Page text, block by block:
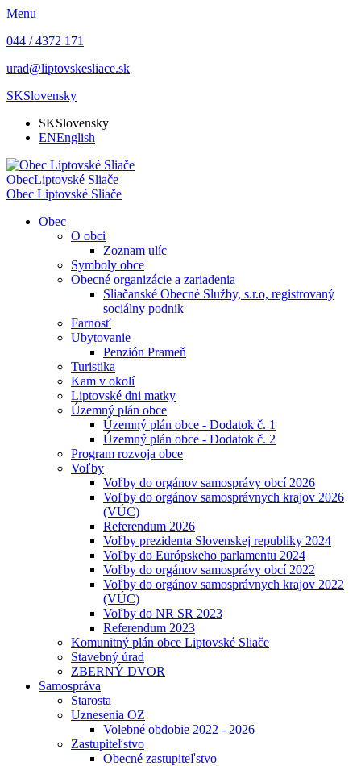
Menu
044 / 4372 171
urad@liptovskesliace.sk
SKSlovensky
SKSlovensky
ENEnglish
ObecLiptovské Sliače
Obec Liptovské Sliače
Obec
O obci
Zoznam ulíc
Symboly obce
Obecné organizácie a zariadenia
Sliačanské Obecné Služby, s.r.o, registrovaný
sociálny podnik
Farnosť
Ubytovanie
Penzión Prameň
Turistika
Kam v okolí
Liptovské dni matky
Územný plán obce
Územný plán obce - Dodatok č. 1
Územný plán obce - Dodatok č. 2
Program rozvoja obce
Voľby
Voľby do orgánov samosprávy obcí 2026
Voľby do orgánov samosprávnych krajov 2026
(VÚC)
Referendum 2026
Voľby prezidenta Slovenskej republiky 2024
Voľby do Európskeho parlamentu 2024
Voľby do orgánov samosprávy obcí 2022
Voľby do orgánov samosprávnych krajov 2022
(VÚC)
Voľby do NR SR 2023
Referendum 2023
Komunitný plán obce Liptovské Sliače
Stavebný úrad
ZBERNÝ DVOR
Samospráva
Starosta
Uznesenia OZ
Volebné obdobie 2022 - 2026
Zastupiteľstvo
Obecné zastupiteľstvo